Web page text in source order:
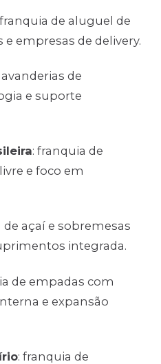
franquia de aluguel de
empresas de delivery.
de
e suporte
: franquia de
e foco em
de açaí e sobremesas
integrada.
de empadas com
e expansão
: franquia de